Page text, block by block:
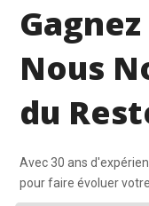
Nous
du
Avec 30 ans
pour faire évoluer